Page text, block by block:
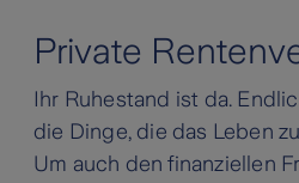
Private
Ihr Ruhestand ist da.
die Dinge, die das Leben
Um auch den finanziellen